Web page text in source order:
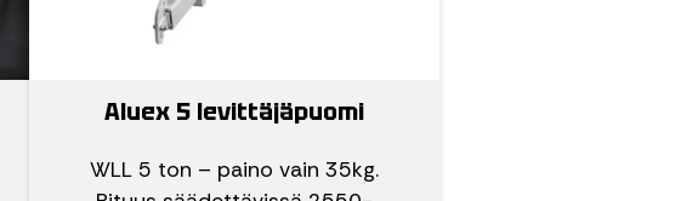
Aluex 5 levittäjäpuomi
WLL 5 ton – paino vain 35kg.